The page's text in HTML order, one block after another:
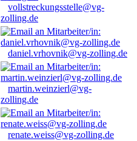
vollstreckungsstelle@vg-
zolling.de
daniel.vrhovnik@vg-zolling.de
martin.weinzierl@vg-
zolling.de
renate.weiss@vg-zolling.de